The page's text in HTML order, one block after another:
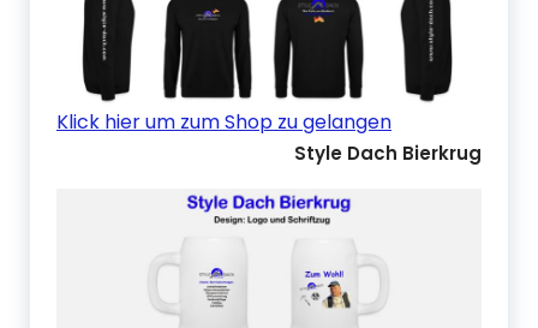
Klick hier um zum Shop zu gelangen
Style Dach Bierkrug